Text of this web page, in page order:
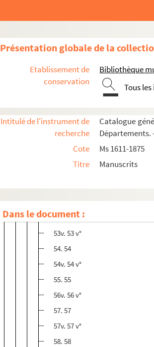
Présentation globale de la
Etablissement de
conservation
Bibliothèque
Tous
Intitulé de l'instrument de
recherche
Catalogue
Départements.
Cote
Ms 1611-1875
Titre
Manuscrits
Dans le document :
47. 47
48. 48
49v. 49 v°
53. 53
53v. 53 v°
54. 54
54v. 54 v°
55. 55
56v. 56 v°
57. 57
57v. 57 v°
58. 58